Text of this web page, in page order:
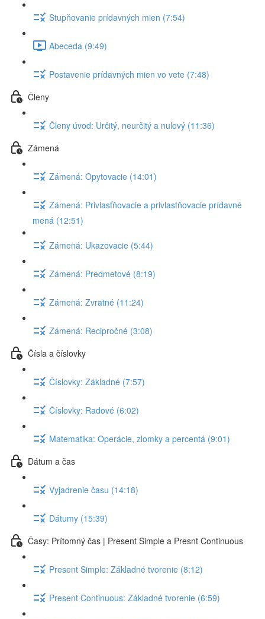
Stupňovanie prídavných mien (7:54)
Abeceda (9:49)
Postavenie prídavných mien vo vete (7:48)
Členy
Členy úvod: Určitý, neurčitý a nulový (11:36)
Zámená
Zámená: Opytovacie (14:01)
Zámená: Privlasťňovacie a privlastňovacie prídavné
mená (12:51)
Zámená: Ukazovacie (5:44)
Zámená: Predmetové (8:19)
Zámená: Zvratné (11:24)
Zámená: Recipročné (3:08)
Čísla a číslovky
Číslovky: Základné (7:57)
Číslovky: Radové (6:02)
Matematika: Operácie, zlomky a percentá (9:01)
Dátum a čas
Vyjadrenie času (14:18)
Dátumy (15:39)
Časy: Prítomný čas | Present Simple a Presnt Continuous
Present Simple: Základné tvorenie (8:12)
Present Continuous: Základné tvorenie (6:59)